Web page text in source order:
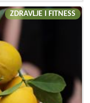
ZDRAVLJE I FITNESS